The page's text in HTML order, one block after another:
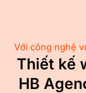
Với công nghệ
Thiết kế
HB